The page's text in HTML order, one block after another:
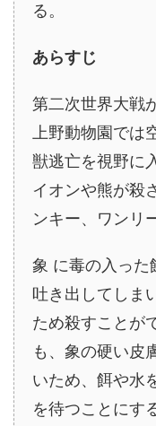
る。
あらすじ
第二次世界大戦
上野動物園では
獣逃亡を視野に
イオンや熊が殺
ンキー、ワンリ
象 に毒の入った
吐き出してしま
ため殺すことが
も、象の硬い皮
いため、餌や水
を待つことにす